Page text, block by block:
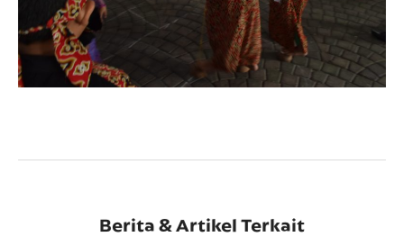
Berita & Artikel Terkait